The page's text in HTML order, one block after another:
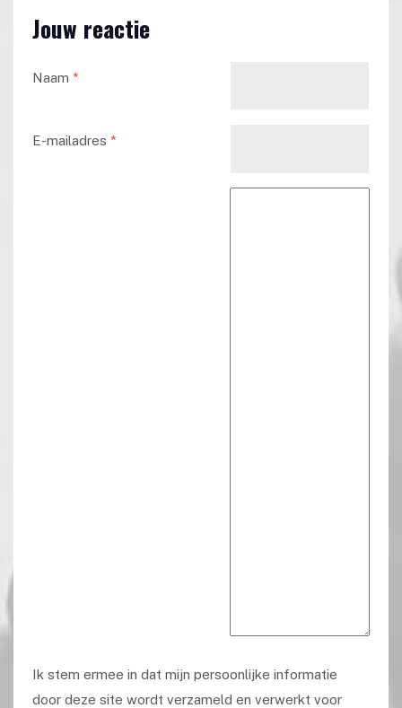
Jouw reactie
Naam *
E-mailadres *
Ik stem ermee in dat mijn persoonlijke informatie
door deze site wordt verzameld en verwerkt voor